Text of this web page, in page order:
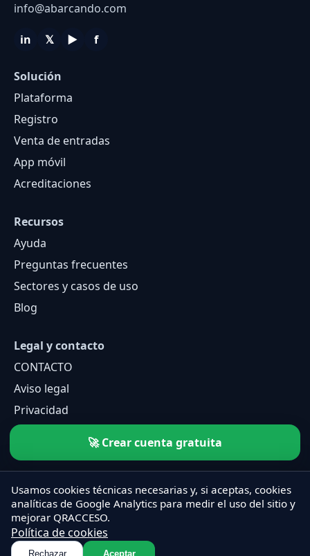
info@abarcando.com
in 𝕏 ▶ f
Solución
Plataforma
Registro
Venta de entradas
App móvil
Acreditaciones
Recursos
Ayuda
Preguntas frecuentes
Sectores y casos de uso
Blog
Legal y contacto
CONTACTO
Aviso legal
Privacidad
Cookies
Usamos cookies técnicas necesarias y, si aceptas, cookies
analíticas de Google Analytics para medir el uso del sitio y
mejorar QRACCESO.
Política de cookies
Rechazar Aceptar
🚀 Crear cuenta gratuita